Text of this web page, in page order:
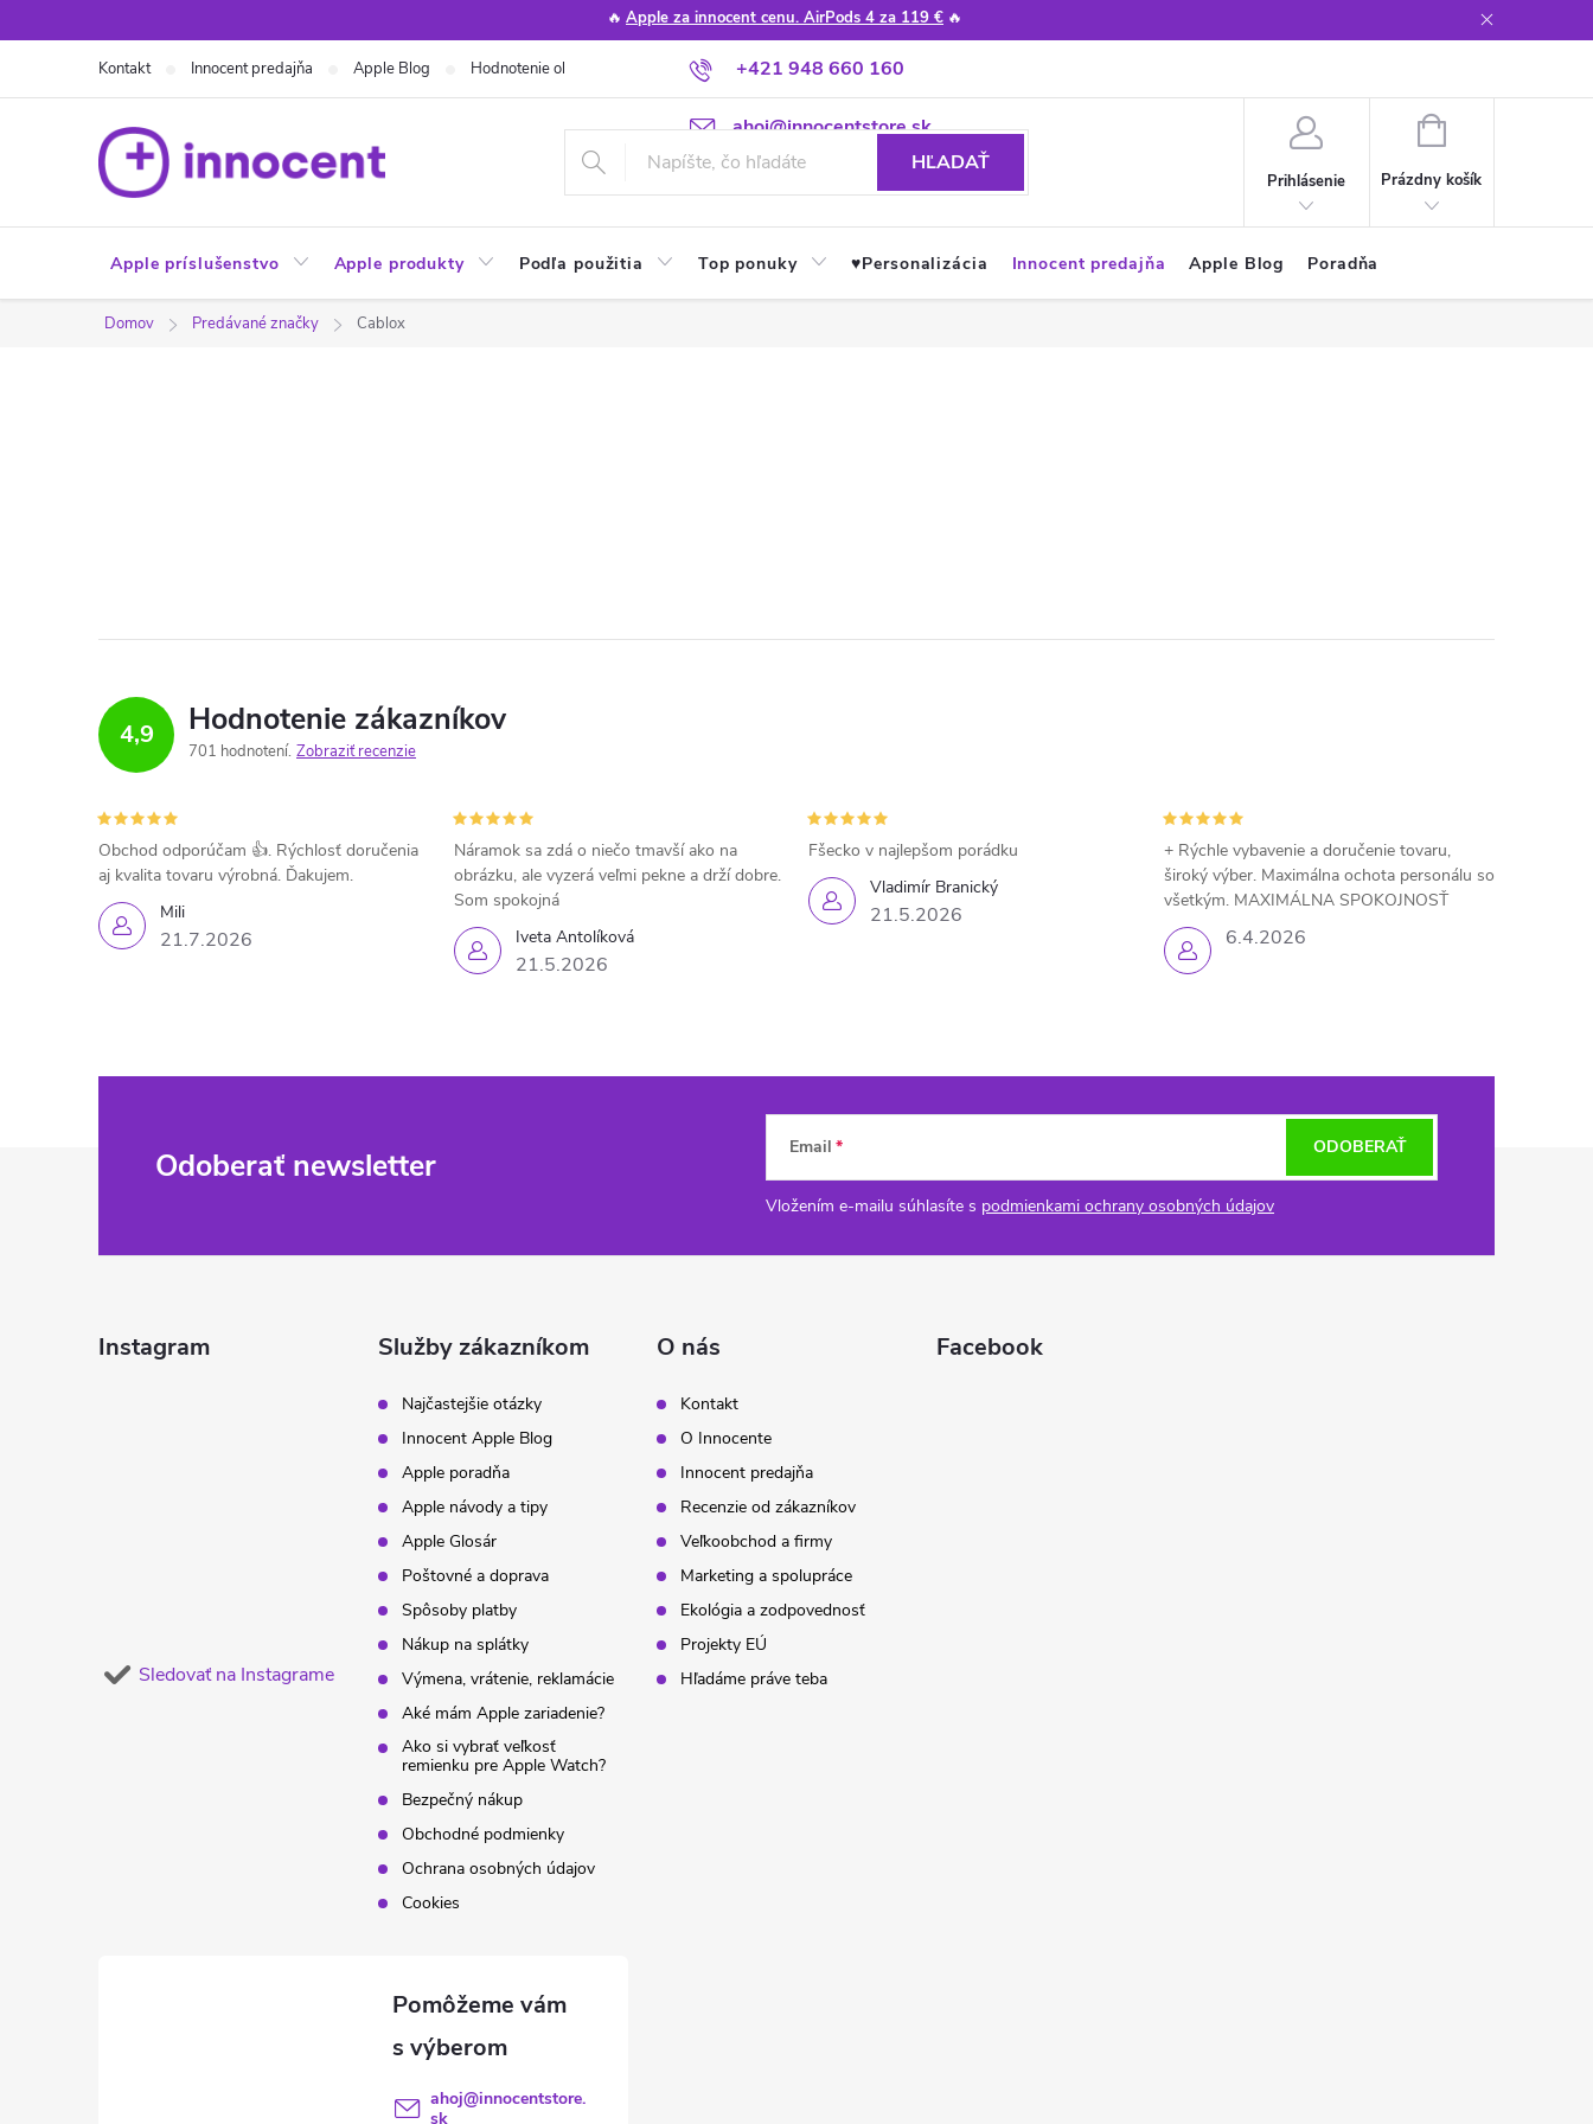
na
🔥 Apple za innocent cenu. AirPods 4 za 119 € 🔥
+421 948 660 160
ahoj@innocentstore.sk
Kontakt Innocent predajňa Apple Blog Hodnotenie obchodu Poradňa Apple návody a tipy
HĽADAŤ
Prihlásenie
NÁKUPNÝ
Prázdny košík
Apple príslušenstvo Apple produkty Podľa použitia Top ponuky ♥︎Personalizácia Innocent predajňa Apple Blog Poradňa
Domov Predávané značky Cablox
4,9 Hodnotenie zákazníkov
701 hodnotení Zobraziť recenzie
Mili
21.7.2026
Obchod odporúčam 👍. Rýchlosť doručenia
aj kvalita tovaru výrobná. Ďakujem.
Iveta Antolíková
21.5.2026
Náramok sa zdá o niečo tmavší ako na
obrázku, ale vyzerá veľmi pekne a drží dobre.
Som spokojná
Vladimír Branický
21.5.2026
Fšecko v najlepšom porádku
6.4.2026
+ Rýchle vybavenie a doručenie tovaru,
široký výber. Maximálna ochota personálu so
všetkým. MAXIMÁLNA SPOKOJNOSŤ
Odoberať newsletter Email
Vložením e-mailu súhlasíte s podmienkami ochrany osobných údajov
ODOBERAŤ
Instagram
Sledovať na Instagrame
Služby zákazníkom
Najčastejšie otázky
Innocent Apple Blog
Apple poradňa
Apple návody a tipy
Apple Glosár
Poštovné a doprava
Spôsoby platby
Nákup na splátky
Výmena, vrátenie, reklamácie
Aké mám Apple zariadenie?
Ako si vybrať veľkosť
remienku pre Apple Watch?
Bezpečný nákup
Obchodné podmienky
Ochrana osobných údajov
Cookies
O nás
Kontakt
O Innocente
Innocent predajňa
Recenzie od zákazníkov
Veľkoobchod a firmy
Marketing a spolupráce
Ekológia a zodpovednosť
Projekty EÚ
Hľadáme práve teba
Facebook
ahoj@innocentstore.
sk